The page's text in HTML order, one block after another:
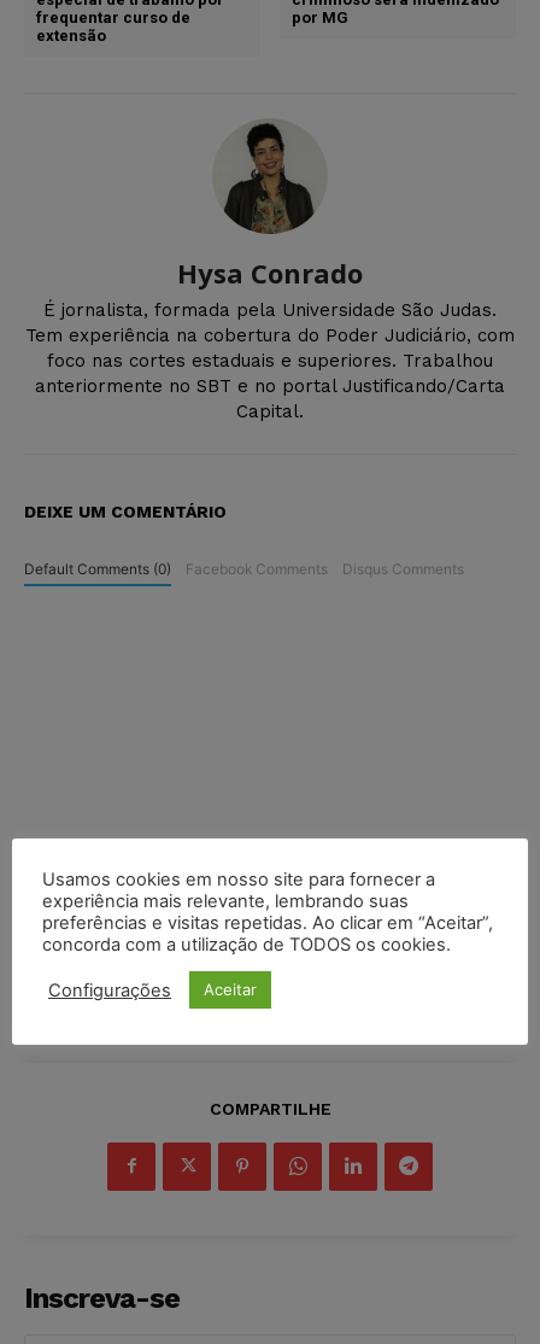
frequentar curso de
extensão
por MG
Hysa Conrado
É jornalista, formada pela Universidade São Judas.
Tem experiência na cobertura do Poder Judiciário, com
foco nas cortes estaduais e superiores. Trabalhou
anteriormente no SBT e no portal Justificando/Carta
Capital.
DEIXE UM COMENTÁRIO
Default Comments (0) Facebook Comments Disqus Comments
COMPARTILHE
Inscreva-se
Usamos cookies em nosso site para fornecer a
experiência mais relevante, lembrando suas
preferências e visitas repetidas. Ao clicar em “Aceitar”,
concorda com a utilização de TODOS os cookies.
Configurações Aceitar